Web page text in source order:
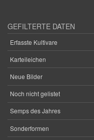
GEFILTERTE DATEN
Erfasste Kultivare
Karteileichen
Neue Bilder
Noch nicht gelistet
Semps des Jahres
Sonderformen